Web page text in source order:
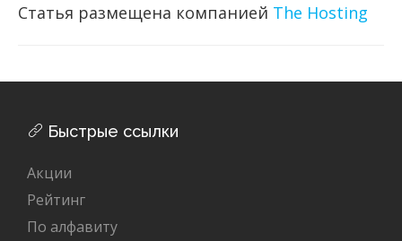
Статья размещена компанией The Hosting
Быстрые ссылки
Акции
Рейтинг
По алфавиту